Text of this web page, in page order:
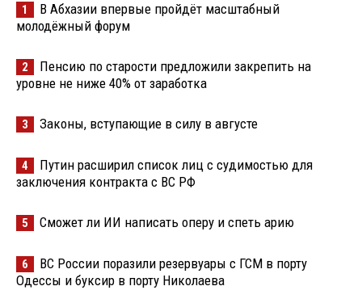
1
В Абхазии впервые пройдёт масштабный
молодёжный форум
2
Пенсию по старости предложили закрепить на
уровне не ниже 40% от заработка
3 Законы, вступающие в силу в августе
4
Путин расширил список лиц с судимостью для
заключения контракта с ВС РФ
5 Сможет ли ИИ написать оперу и спеть арию
6
ВС России поразили резервуары с ГСМ в порту
Одессы и буксир в порту Николаева